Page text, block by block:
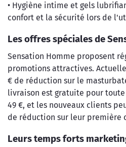
• Hygiène intime et gels
confort et la sécurité lors de
Les offres spéciales de
Sensation Homme proposent
promotions attractives.
€ de réduction sur le
livraison est gratuite pour
49 €, et les nouveaux clients
de réduction sur leur première
Leurs temps forts